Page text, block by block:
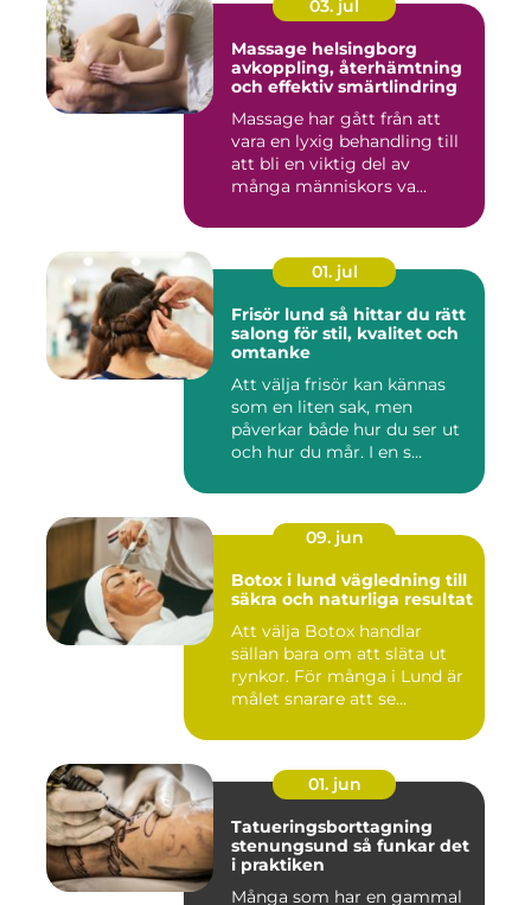
03. jul
Massage helsingborg
avkoppling, återhämtning
och effektiv smärtlindring
Massage har gått från att
vara en lyxig behandling till
att bli en viktig del av
många människors va...
01. jul
Frisör lund så hittar du rätt
salong för stil, kvalitet och
omtanke
Att välja frisör kan kännas
som en liten sak, men
påverkar både hur du ser ut
och hur du mår. I en s...
09. jun
Botox i lund vägledning till
säkra och naturliga resultat
Att välja Botox handlar
sällan bara om att släta ut
rynkor. För många i Lund är
målet snarare att se...
01. jun
Tatueringsborttagning
stenungsund så funkar det
i praktiken
Många som har en gammal